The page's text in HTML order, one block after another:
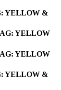
YELLOW &
YELLOW
YELLOW
YELLOW &